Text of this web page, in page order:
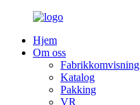
Hjem
Om oss
Fabrikkomvisning
Katalog
Pakking
VR